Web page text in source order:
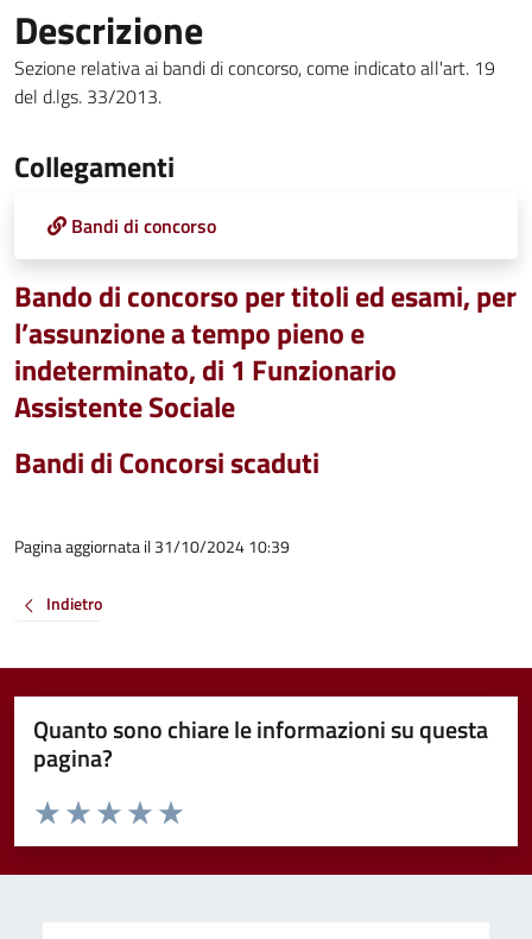
Descrizione
Sezione relativa ai bandi di concorso, come indicato all'art. 19
del d.lgs. 33/2013.
Collegamenti
Bandi di concorso
Bando di concorso per titoli ed esami, per
l’assunzione a tempo pieno e
indeterminato, di 1 Funzionario
Assistente Sociale
Bandi di Concorsi scaduti
Pagina aggiornata il 31/10/2024 10:39
Indietro
Quanto sono chiare le informazioni su questa
pagina?
Valuta da 1 a 5 stelle la pagina
Valuta 5 stelle su 5
Valuta 4 stelle su 5
Valuta 3 stelle su 5
Valuta 2 stelle su 5
Valuta 1 stelle su 5